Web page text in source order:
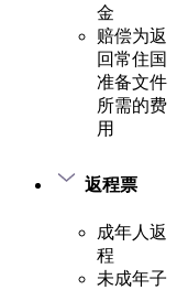
金
赔偿为返
回常住国
准备文件
所需的费
用
返程票
成年人返
程
未成年子